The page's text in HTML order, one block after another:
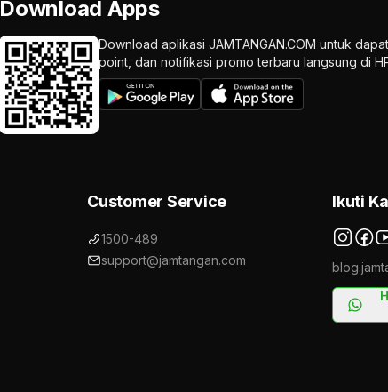
Download Apps
Download aplikasi JAMTANGAN.COM untuk
point, dan notifikasi promo terbaru langsung di
Customer Service
1500-489
support@jamtangan.com
Ikuti